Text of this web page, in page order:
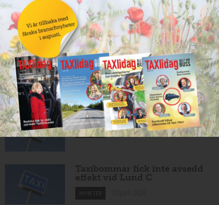
Cathrin byter från hamnar till
bussar
NYHETER 11 juni 2026
Nytt taxiföretag i Sigtuna
NYHETER 11 juni 2026
Nytt taxibolag i Borlänge
NYHETER 11 juni 2026
Taxibommar fick inte avsedd
effekt vid Lund C
NYHETER